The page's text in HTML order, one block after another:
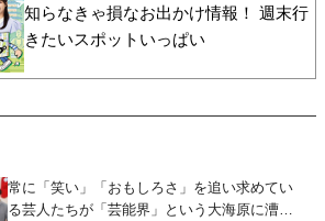
知らなきゃ損なお出かけ情報！ 週末行
きたいスポットいっぱい
常に「笑い」「おもしろさ」を追い求めてい
る芸人たちが「芸能界」という大海原に漕ぎ